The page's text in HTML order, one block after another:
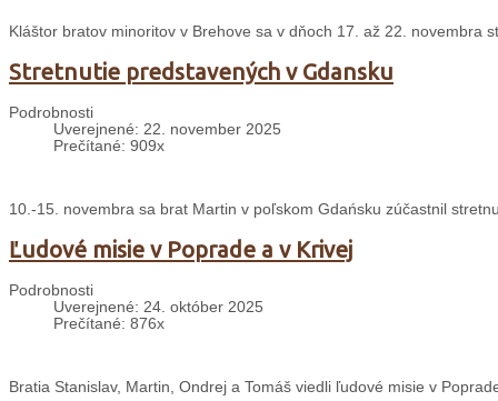
Kláštor bratov minoritov v Brehove sa v dňoch 17. až 22. novembra
Stretnutie predstavených v Gdansku
Podrobnosti
Uverejnené: 22. november 2025
Prečítané: 909x
10.-15. novembra sa brat Martin v poľskom Gdańsku zúčastnil
Ľudové misie v Poprade a v Krivej
Podrobnosti
Uverejnené: 24. október 2025
Prečítané: 876x
Bratia Stanislav, Martin, Ondrej a Tomáš viedli ľudové misie v